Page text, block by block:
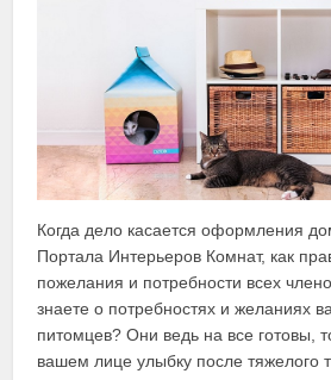
Когда дело касается оформления
Портала Интерьеров Комнат, как
пожелания и потребности всех
знаете о потребностях и желаниях
питомцев? Они ведь на все готовы,
вашем лице улыбку после тяжелого